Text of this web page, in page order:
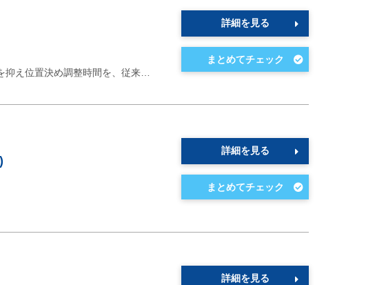
抑え位置決め調整時間を、従来…
詳細を見る
詳細を見る
詳細を見る